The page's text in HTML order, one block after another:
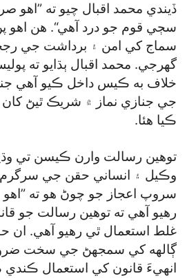
ڏيندي محمد اقبال چيو ته ”اهو
سڄي قوم جو درد آهي“. هن اهو
سماج کي امن ۽ برداشت جي
گھرجي. محمد اقبال ٻڌايو ته
خلاف به ڪيس داخل ڪيو آهي
جي جنازي نماز ۾ شريڪ ٿيڻ کان
ڪيا هئا.
توهين رسالت وارن ڪيسن تي
وڪيل ۽ انساني حقن جي
سروپ اعجاز جو چوڻ هو ته
رهيو آهي ته توهين رسالت جو
غلط استعمال ٿي رهيو آهي. ان
ڳالهه کي سمجهڻ جي سخت
انهيءَ قانون کي استعمال ڪندي